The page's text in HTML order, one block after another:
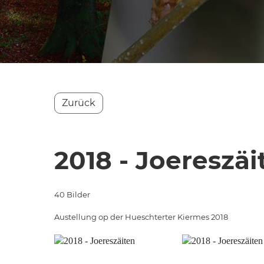
Zurück
2018 -
40 Bilder
Austellung op der Hueschterter Kiermes 2018